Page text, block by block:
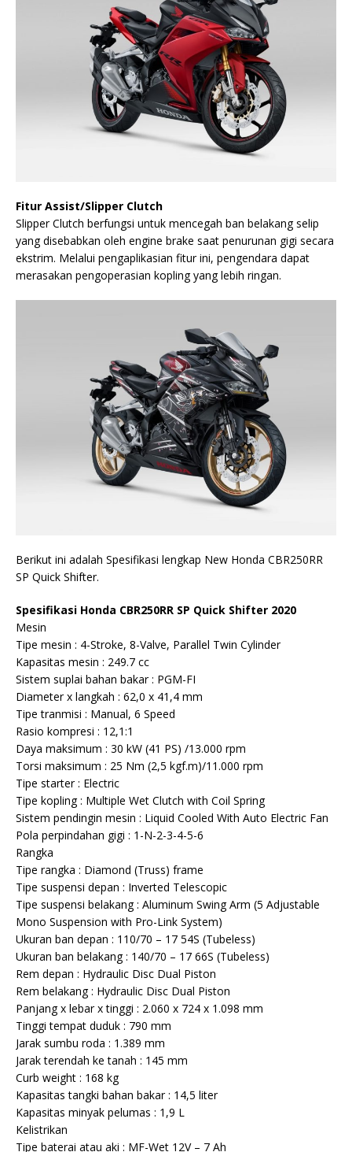
Fitur Assist/Slipper Clutch
Slipper Clutch berfungsi untuk mencegah ban belakang selip
yang disebabkan oleh engine brake saat penurunan gigi secara
ekstrim. Melalui pengaplikasian fitur ini, pengendara dapat
merasakan pengoperasian kopling yang lebih ringan.
Berikut ini adalah Spesifikasi lengkap New Honda CBR250RR
SP Quick Shifter.
Spesifikasi Honda CBR250RR SP Quick Shifter 2020
Mesin
Tipe mesin : 4-Stroke, 8-Valve, Parallel Twin Cylinder
Kapasitas mesin : 249.7 cc
Sistem suplai bahan bakar : PGM-FI
Diameter x langkah : 62,0 x 41,4 mm
Tipe tranmisi : Manual, 6 Speed
Rasio kompresi : 12,1:1
Daya maksimum : 30 kW (41 PS) /13.000 rpm
Torsi maksimum : 25 Nm (2,5 kgf.m)/11.000 rpm
Tipe starter : Electric
Tipe kopling : Multiple Wet Clutch with Coil Spring
Sistem pendingin mesin : Liquid Cooled With Auto Electric Fan
Pola perpindahan gigi : 1-N-2-3-4-5-6
Rangka
Tipe rangka : Diamond (Truss) frame
Tipe suspensi depan : Inverted Telescopic
Tipe suspensi belakang : Aluminum Swing Arm (5 Adjustable
Mono Suspension with Pro-Link System)
Ukuran ban depan : 110/70 – 17 54S (Tubeless)
Ukuran ban belakang : 140/70 – 17 66S (Tubeless)
Rem depan : Hydraulic Disc Dual Piston
Rem belakang : Hydraulic Disc Dual Piston
Panjang x lebar x tinggi : 2.060 x 724 x 1.098 mm
Tinggi tempat duduk : 790 mm
Jarak sumbu roda : 1.389 mm
Jarak terendah ke tanah : 145 mm
Curb weight : 168 kg
Kapasitas tangki bahan bakar : 14,5 liter
Kapasitas minyak pelumas : 1,9 L
Kelistrikan
Tipe baterai atau aki : MF-Wet 12V – 7 Ah